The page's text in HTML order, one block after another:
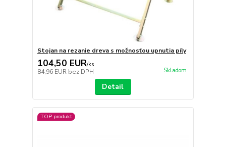
Stojan na rezanie dreva s možnosťou upnutia píly
104,50 EUR/ks
84,96 EUR bez DPH Skladom
Detail
TOP produkt